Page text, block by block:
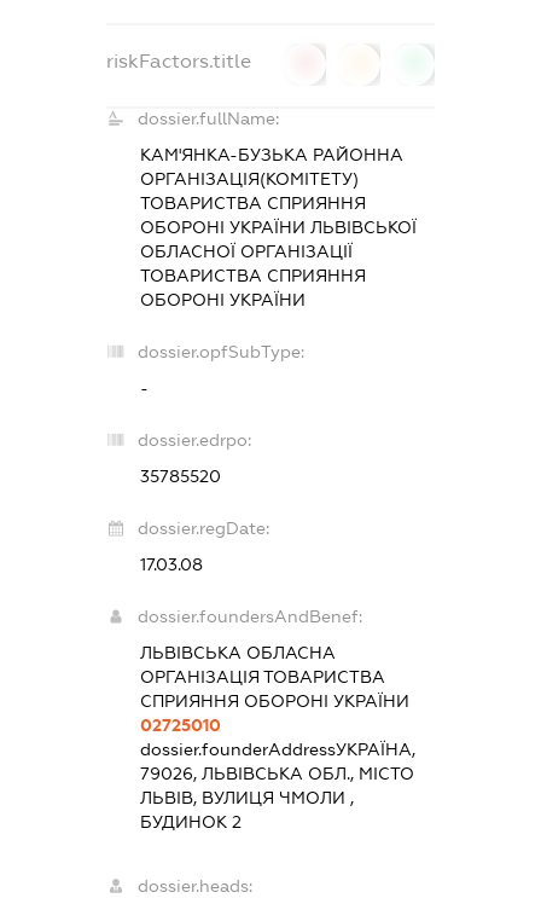
riskFactors.title
dossier.fullName:
КАМ'ЯНКА-БУЗЬКА РАЙОННА
ОРГАНІЗАЦІЯ(КОМІТЕТУ)
ТОВАРИСТВА СПРИЯННЯ
ОБОРОНІ УКРАЇНИ ЛЬВІВСЬКОЇ
ОБЛАСНОЇ ОРГАНІЗАЦІЇ
ТОВАРИСТВА СПРИЯННЯ
ОБОРОНІ УКРАЇНИ
dossier.opfSubType:
-
dossier.edrpo:
35785520
dossier.regDate:
17.03.08
dossier.foundersAndBenef:
ЛЬВІВСЬКА ОБЛАСНА
ОРГАНІЗАЦІЯ ТОВАРИСТВА
СПРИЯННЯ ОБОРОНІ УКРАЇНИ
02725010
dossier.founderAddressУКРАЇНА,
79026, ЛЬВІВСЬКА ОБЛ., МІСТО
ЛЬВІВ, ВУЛИЦЯ ЧМОЛИ ,
БУДИНОК 2
dossier.heads: